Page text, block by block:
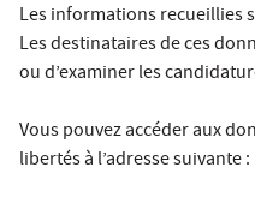
Les informations recueillies
Les destinataires de ces
ou d’examiner les
Vous pouvez accéder aux
libertés à l’adresse suivante :